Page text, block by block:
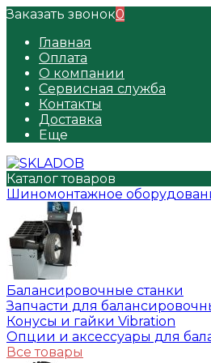
Заказать звонок0
Главная
Оплата
О компании
Сервисная служба
Контакты
Доставка
Еще
Каталог товаров
Шиномонтажное
Балансировочные станки
Запчасти для
Конусы и гайки Vibration
Опции и аксессуары для
Все товары